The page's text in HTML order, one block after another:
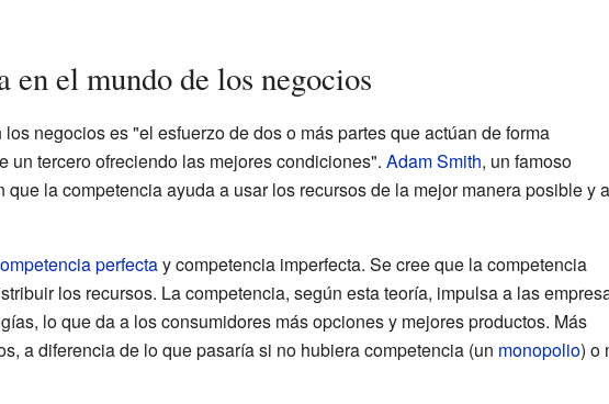
el mundo de los negocios
negocios es "el esfuerzo de dos o más partes que actúan de forma
tercero ofreciendo las mejores condiciones". Adam Smith, un famoso
la competencia ayuda a usar los recursos de la mejor manera posible y
perfectay competencia imperfecta. Se cree que la competencia
los recursos. La competencia, según esta teoría, impulsa a las
lo que da a los consumidores más opciones y mejores productos. Más
a diferencia de lo que pasaría si no hubiera competencia (un monopolio) o